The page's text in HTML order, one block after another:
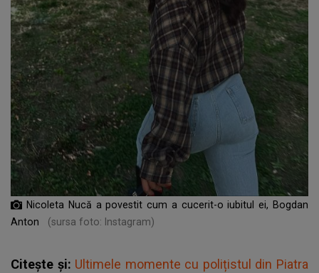
Nicoleta Nucă a povestit cum a cucerit-o iubitul ei, Bogdan
Anton
(sursa foto: Instagram)
Citește și: Ultimele momente cu polițistul din Piatra